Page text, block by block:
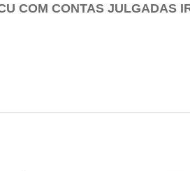
COM CONTAS JULGADAS